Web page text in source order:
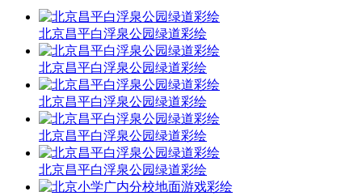
北京昌平白浮泉公园绿道彩绘
北京昌平白浮泉公园绿道彩绘
北京昌平白浮泉公园绿道彩绘
北京昌平白浮泉公园绿道彩绘
北京昌平白浮泉公园绿道彩绘